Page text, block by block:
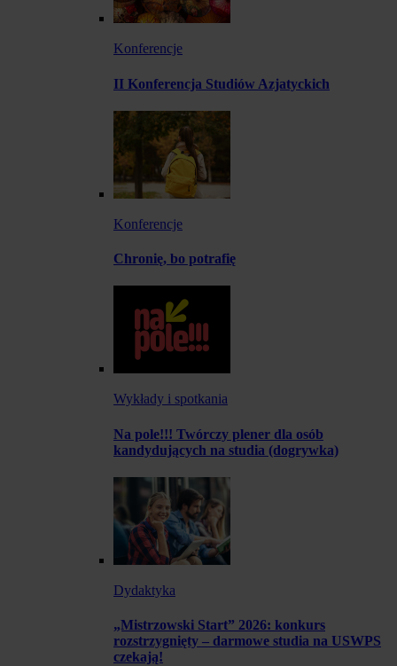
Konferencje
II Konferencja Studiów Azjatyckich
Konferencje
Chronię, bo potrafię
Wykłady i spotkania
Na pole!!! Twórczy plener dla osób
kandydujących na studia (dogrywka)
Dydaktyka
„Mistrzowski Start” 2026: konkurs
rozstrzygnięty – darmowe studia na USWPS
czekają!